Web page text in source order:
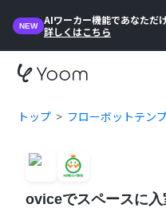
NEW
AIワーカー機能であなただ
詳しくはこちら
トップ フローボットテン
oviceでスペースに